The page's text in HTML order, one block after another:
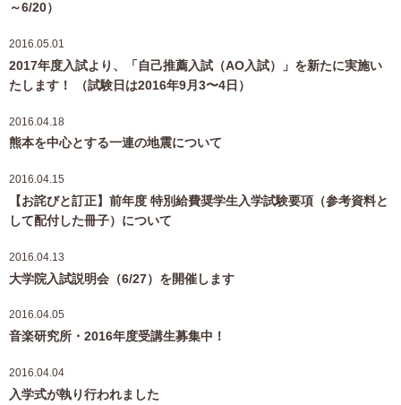
～6/20）
2016.05.01
2017年度入試より、「自己推薦入試（AO入試）」を新たに実施い
たします！ （試験日は2016年9月3〜4日）
2016.04.18
熊本を中心とする一連の地震について
2016.04.15
【お詫びと訂正】前年度 特別給費奨学生入学試験要項（参考資料と
して配付した冊子）について
2016.04.13
大学院入試説明会（6/27）を開催します
2016.04.05
音楽研究所・2016年度受講生募集中！
2016.04.04
入学式が執り行われました